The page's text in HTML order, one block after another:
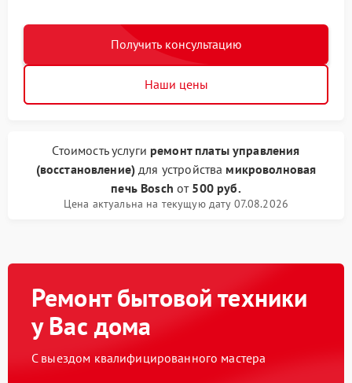
Получить консультацию
Наши цены
Стоимость услуги ремонт платы управления
(восстановление) для устройства микроволновая
печь Bosch от 500 руб.
Цена актуальна на текущую дату 07.08.2026
Ремонт бытовой техники
у Вас дома
С выездом квалифицированного мастера